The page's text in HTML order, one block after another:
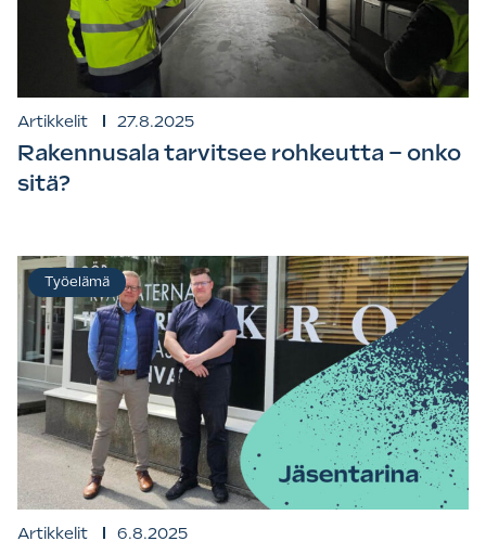
Artikkelit 27.8.2025
Rakennusala tarvitsee rohkeutta – onko
sitä?
Artikkelit 6.8.2025
Työelämä